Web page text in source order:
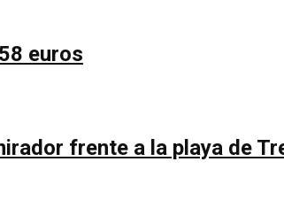
euros
frente a la playa de